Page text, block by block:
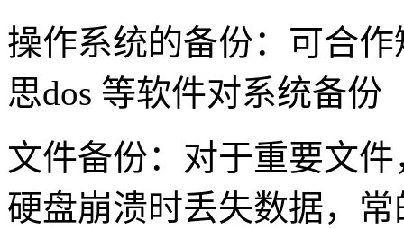
操作系统的备份：可合
思dos 等软件对系统备份
文件备份：对于重要文
硬盘崩溃时丢失数据，